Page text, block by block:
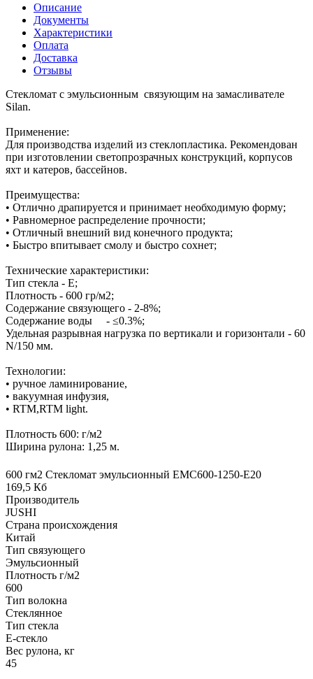
Описание
Документы
Характеристики
Оплата
Доставка
Отзывы
Стекломат с эмульсионным связующим на замасливателе
Silan.
Применение:
Для производства изделий из стеклопластика. Рекомендован
при изготовлении светопрозрачных конструкций, корпусов
яхт и катеров, бассейнов.
Преимущества:
• Отлично драпируется и принимает необходимую форму;
• Равномерное распределение прочности;
• Отличный внешний вид конечного продукта;
• Быстро впитывает смолу и быстро сохнет;
Технические характеристики:
Тип стекла - Е;
Плотность - 600 гр/м2;
Содержание связующего - 2-8%;
Содержание воды - ≤0.3%;
Удельная разрывная нагрузка по вертикали и горизонтали - 60
N/150 мм.
Технологии:
• ручное ламинирование,
• вакуумная инфузия,
• RTM,RTM light.
Плотность 600: г/м2
Ширина рулона: 1,25 м.
600 гм2 Стекломат эмульсионный EMC600-1250-E20
169,5 Кб
Производитель
JUSHI
Страна происхождения
Китай
Тип связующего
Эмульсионный
Плотность г/м2
600
Тип волокна
Стеклянное
Тип стекла
Е-стекло
Вес рулона, кг
45